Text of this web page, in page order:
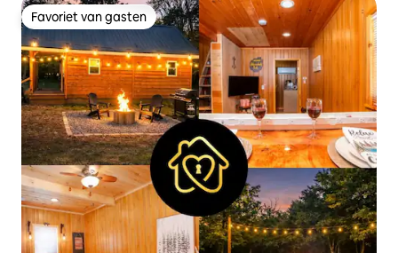
Favoriet van gasten
Favoriet van gasten